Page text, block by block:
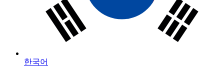
한국어